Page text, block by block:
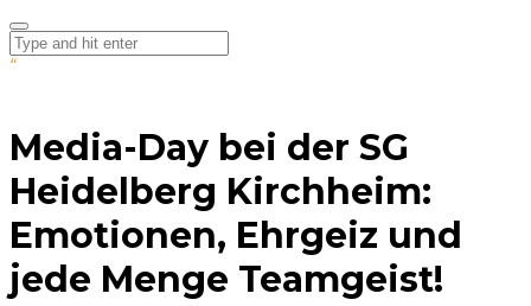
“
Media-Day bei der SG
Heidelberg Kirchheim:
Emotionen, Ehrgeiz und
jede Menge Teamgeist!